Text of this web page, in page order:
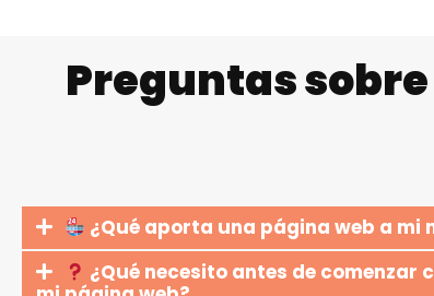
Preguntas
¿Qué aporta una página web a mi
¿Qué necesito antes de comenzar